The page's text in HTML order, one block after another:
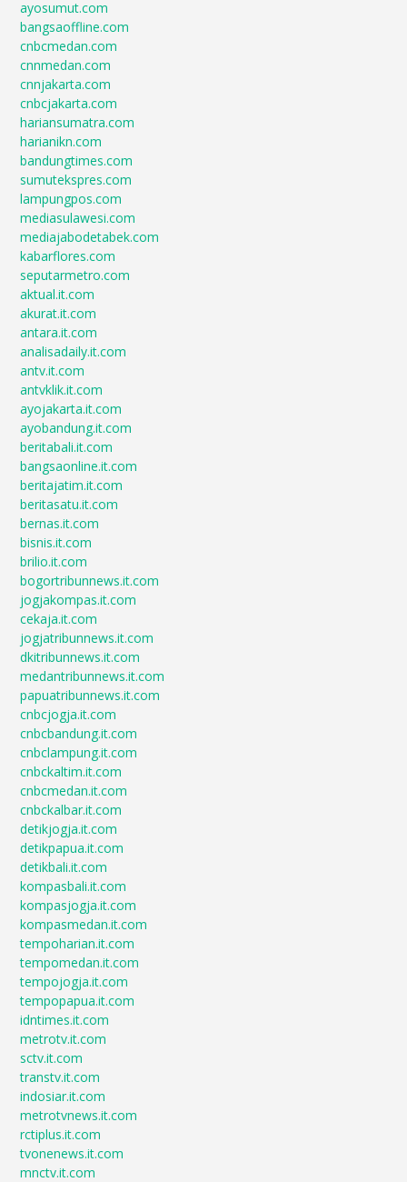
ayosumut.com
bangsaoffline.com
cnbcmedan.com
cnnmedan.com
cnnjakarta.com
cnbcjakarta.com
hariansumatra.com
harianikn.com
bandungtimes.com
sumutekspres.com
lampungpos.com
mediasulawesi.com
mediajabodetabek.com
kabarflores.com
seputarmetro.com
aktual.it.com
akurat.it.com
antara.it.com
analisadaily.it.com
antv.it.com
antvklik.it.com
ayojakarta.it.com
ayobandung.it.com
beritabali.it.com
bangsaonline.it.com
beritajatim.it.com
beritasatu.it.com
bernas.it.com
bisnis.it.com
brilio.it.com
bogortribunnews.it.com
jogjakompas.it.com
cekaja.it.com
jogjatribunnews.it.com
dkitribunnews.it.com
medantribunnews.it.com
papuatribunnews.it.com
cnbcjogja.it.com
cnbcbandung.it.com
cnbclampung.it.com
cnbckaltim.it.com
cnbcmedan.it.com
cnbckalbar.it.com
detikjogja.it.com
detikpapua.it.com
detikbali.it.com
kompasbali.it.com
kompasjogja.it.com
kompasmedan.it.com
tempoharian.it.com
tempomedan.it.com
tempojogja.it.com
tempopapua.it.com
idntimes.it.com
metrotv.it.com
sctv.it.com
transtv.it.com
indosiar.it.com
metrotvnews.it.com
rctiplus.it.com
tvonenews.it.com
mnctv.it.com